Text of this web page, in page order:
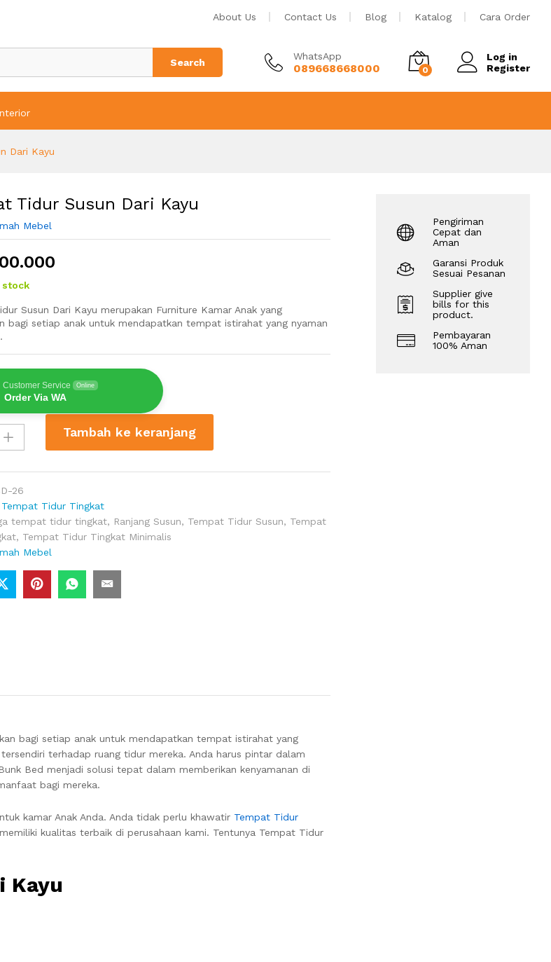
About Us Contact Us Blog Katalog Cara Order
Search
WhatsApp
089668668000 0
Log in
Register
Dari Kayu
Tidur Susun Dari Kayu
Mebel
stock
Susun Dari Kayu merupakan Furniture Kamar Anak yang
bagi setiap anak untuk mendapatkan tempat istirahat yang nyaman
Customer Service Online
Order Via WA
Tambah ke keranjang
26
Tempat Tidur Tingkat
tempat tidur tingkat, Ranjang Susun, Tempat Tidur Susun, Tempat
, Tempat Tidur Tingkat Minimalis
Mebel
bagi setiap anak untuk mendapatkan tempat istirahat yang
terhadap ruang tidur mereka. Anda harus pintar dalam
Bed menjadi solusi tepat dalam memberikan kenyamanan di
bagi mereka.
kamar Anak Anda. Anda tidak perlu khawatir Tempat Tidur
kualitas terbaik di perusahaan kami. Tentunya Tempat Tidur
Kayu
Pengiriman
Cepat dan
Aman
Garansi Produk
Sesuai Pesanan
Supplier give
bills for this
product.
Pembayaran
100% Aman
Rp 4.700.000 Tambah ke keranjang